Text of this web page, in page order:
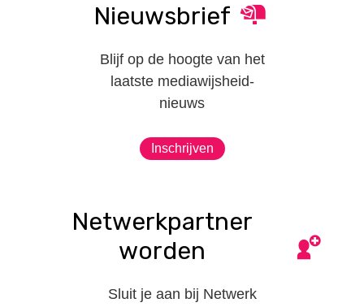
Nieuwsbrief
Blijf op de hoogte van het
laatste mediawijsheid-
nieuws
Inschrijven
Netwerkpartner
worden
Sluit je aan bij Netwerk